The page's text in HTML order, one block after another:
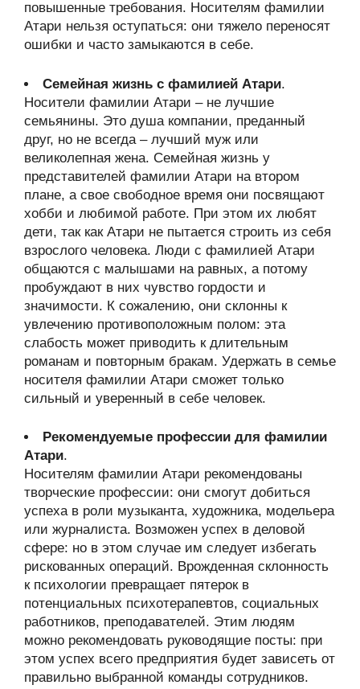
повышенные требования. Носителям фамилии
Атари нельзя оступаться: они тяжело переносят
ошибки и часто замыкаются в себе.
Семейная жизнь с фамилией Атари.
Носители фамилии Атари – не лучшие
семьянины. Это душа компании, преданный
друг, но не всегда – лучший муж или
великолепная жена. Семейная жизнь у
представителей фамилии Атари на втором
плане, а свое свободное время они посвящают
хобби и любимой работе. При этом их любят
дети, так как Атари не пытается строить из себя
взрослого человека. Люди с фамилией Атари
общаются с малышами на равных, а потому
пробуждают в них чувство гордости и
значимости. К сожалению, они склонны к
увлечению противоположным полом: эта
слабость может приводить к длительным
романам и повторным бракам. Удержать в семье
носителя фамилии Атари сможет только
сильный и уверенный в себе человек.
Рекомендуемые профессии для фамилии
Атари.
Носителям фамилии Атари рекомендованы
творческие профессии: они смогут добиться
успеха в роли музыканта, художника, модельера
или журналиста. Возможен успех в деловой
сфере: но в этом случае им следует избегать
рискованных операций. Врожденная склонность
к психологии превращает пятерок в
потенциальных психотерапевтов, социальных
работников, преподавателей. Этим людям
можно рекомендовать руководящие посты: при
этом успех всего предприятия будет зависеть от
правильно выбранной команды сотрудников.